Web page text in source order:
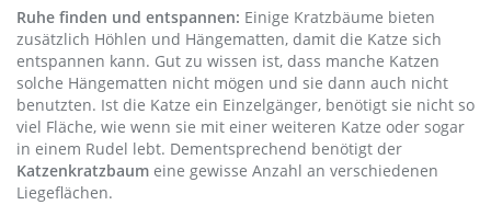
Ruhe finden und entspannen: Einige Kratzbäume bieten
zusätzlich Höhlen und Hängematten, damit die Katze sich
entspannen kann. Gut zu wissen ist, dass manche Katzen
solche Hängematten nicht mögen und sie dann auch nicht
benutzten. Ist die Katze ein Einzelgänger, benötigt sie nicht so
viel Fläche, wie wenn sie mit einer weiteren Katze oder sogar
in einem Rudel lebt. Dementsprechend benötigt der
Katzenkratzbaum eine gewisse Anzahl an verschiedenen
Liegeflächen.